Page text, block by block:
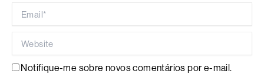
Notifique-me sobre novos comentários por e-mail.